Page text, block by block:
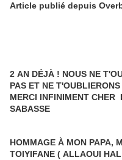
Article publié
2 AN DÉJÀ ! NOUS NE
PAS ET NE
MERCI INFINIMENT CHER
SABASSE
HOMMAGE À MON PAPA,
TOIYIFANE ( ALLAOUI